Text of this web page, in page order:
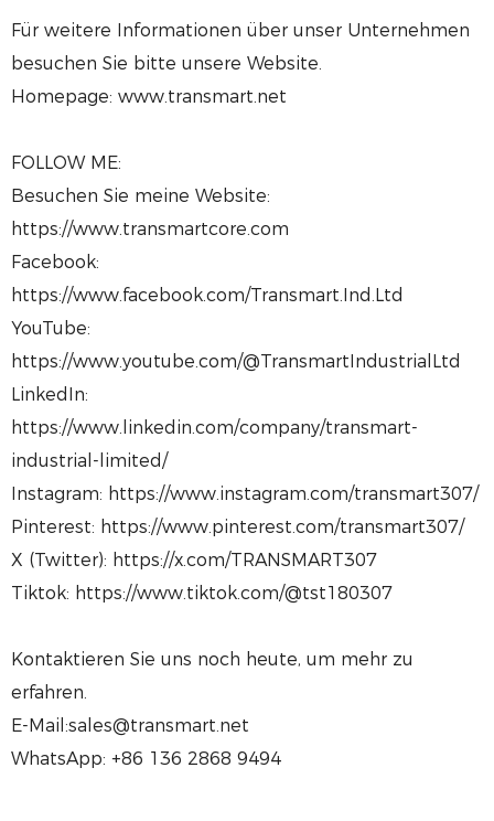
Für weitere Informationen über unser Unternehmen
besuchen Sie bitte unsere Website.
Homepage: www.transmart.net
FOLLOW ME:
Besuchen Sie meine Website:
https://www.transmartcore.com
Facebook:
https://www.facebook.com/Transmart.Ind.Ltd
YouTube:
https://www.youtube.com/@TransmartIndustrialLtd
LinkedIn:
https://www.linkedin.com/company/transmart-
industrial-limited/
Instagram: https://www.instagram.com/transmart307/
Pinterest: https://www.pinterest.com/transmart307/
X (Twitter): https://x.com/TRANSMART307
Tiktok: https://www.tiktok.com/@tst180307
Kontaktieren Sie uns noch heute, um mehr zu
erfahren.
E-Mail:sales@transmart.net
WhatsApp: +86 136 2868 9494